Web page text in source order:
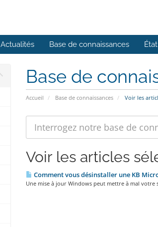
Actualités Base de connaissances
Base de
Accueil Base de connaissances Voir les
Voir les articles
Comment vous désinstaller une KB
Une mise à jour Windows peut mettre à mal